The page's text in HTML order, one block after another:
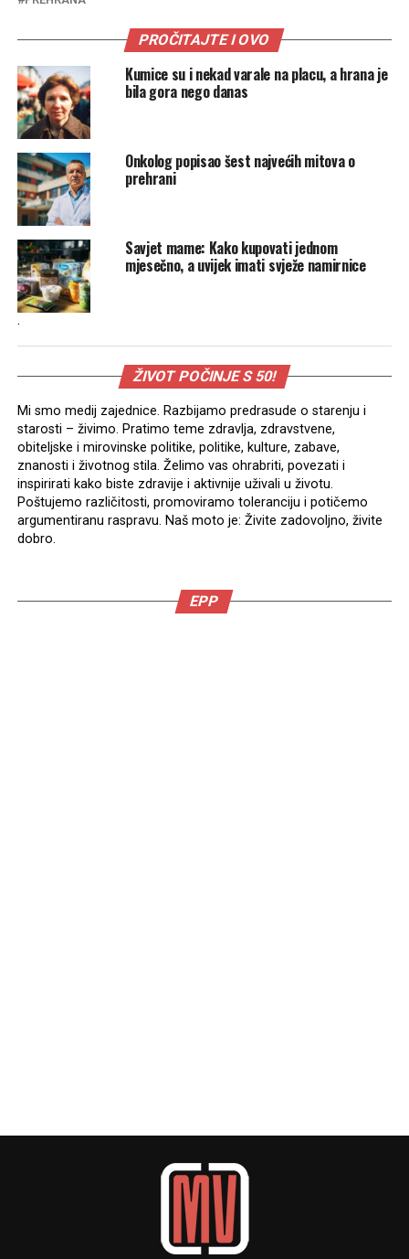
PROČITAJTE I OVO
Kumice su i nekad varale na placu, a hrana je
bila gora nego danas
Onkolog popisao šest najvećih mitova o
prehrani
Savjet mame: Kako kupovati jednom
mjesečno, a uvijek imati svježe namirnice
.
ŽIVOT POČINJE S 50!
Mi smo medij zajednice. Razbijamo predrasude o starenju i
starosti – živimo. Pratimo teme zdravlja, zdravstvene,
obiteljske i mirovinske politike, politike, kulture, zabave,
znanosti i životnog stila. Želimo vas ohrabriti, povezati i
inspirirati kako biste zdravije i aktivnije uživali u životu.
Poštujemo različitosti, promoviramo toleranciju i potičemo
argumentiranu raspravu. Naš moto je: Živite zadovoljno, živite
dobro.
EPP